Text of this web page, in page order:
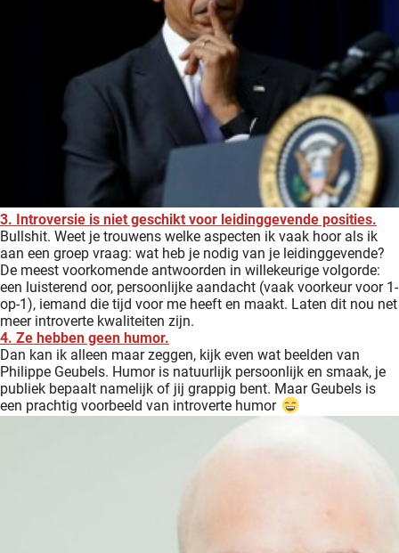
3. Introversie is niet geschikt voor leidinggevende posities.
Bullshit. Weet je trouwens welke aspecten ik vaak hoor als ik
aan een groep vraag: wat heb je nodig van je leidinggevende?
De meest voorkomende antwoorden in willekeurige volgorde:
een luisterend oor, persoonlijke aandacht (vaak voorkeur voor 1-
op-1), iemand die tijd voor me heeft en maakt. Laten dit nou net
meer introverte kwaliteiten zijn.
4. Ze hebben geen humor.
Dan kan ik alleen maar zeggen, kijk even wat beelden van
Philippe Geubels. Humor is natuurlijk persoonlijk en smaak, je
publiek bepaalt namelijk of jij grappig bent. Maar Geubels is
een prachtig voorbeeld van introverte humor